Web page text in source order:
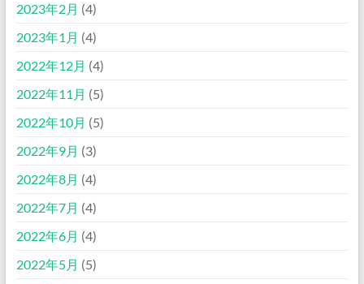
2023年2月 (4)
2023年1月 (4)
2022年12月 (4)
2022年11月 (5)
2022年10月 (5)
2022年9月 (3)
2022年8月 (4)
2022年7月 (4)
2022年6月 (4)
2022年5月 (5)